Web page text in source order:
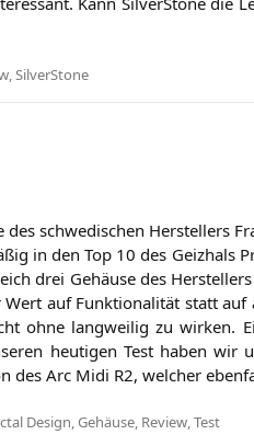
SilverStone
des schwe­di­schen Her­stel­lers
in den Top 10 des Geiz­hals
drei Gehäu­se des
auf Funk­tio­na­li­tät statt
ohne lang­wei­lig zu wir­ken.
heu­ti­gen Test haben wir
des Arc Midi R2, wel­cher
Design Gehäuse Review Test